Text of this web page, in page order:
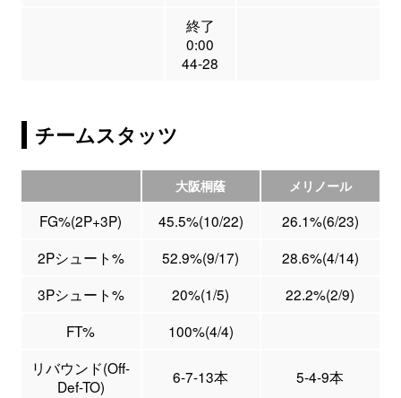
終了
0:00
44-28
チームスタッツ
大阪桐蔭 メリノール
FG%(2P+3P) 45.5%(10/22)
26.1%(6/23)
2Pシュート%
52.9%(9/17)
28.6%(4/14)
3Pシュート%
20%(1/5)
22.2%(2/9)
FT%
100%(4/4)
リバウンド(Off-
Def-TO)
6-7-13本 5-4-9本